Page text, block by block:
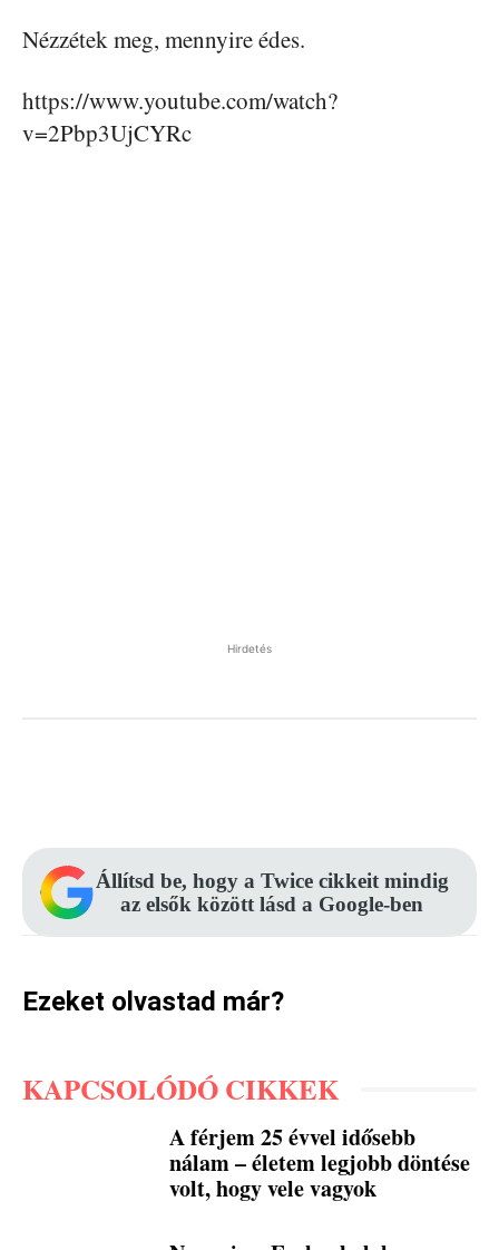
Nézzétek meg, mennyire édes.
https://www.youtube.com/watch?
v=2Pbp3UjCYRc
Hirdetés
Állítsd be, hogy a Twice cikkeit mindig
az elsők között lásd a Google-ben
Ezeket olvastad már?
KAPCSOLÓDÓ CIKKEK
A férjem 25 évvel idősebb
nálam – életem legjobb döntése
volt, hogy vele vagyok